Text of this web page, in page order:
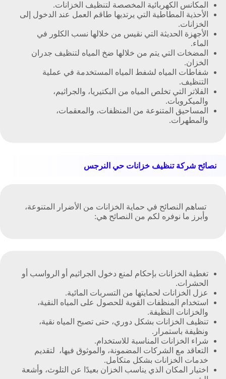
المكانس الكهربائية المخصصة لتنظيف الخزانات.
الأحذية المطاطية التي يرتديها طاقم العمل عند الدخول إلى
الخزانات.
الأجهزة الحديثة التي نقيس من خلالها نسب الكلور في
الماء.
المضخات التي يتم من خلالها ضخ المياه لتنظيف جدران
الخزان.
شفاطات المياه لشفط المياه المستخدمة في عملية
التنظيف.
الفلاتر التي تخلص المياه من البكتيريا، والجراثيم،
والميكروبات.
المساحيق المتنوعة من المنظفات، والمعقمات،
والمطهرات.
نصائح شركة تنظيف خزانات حي النرجس
تساهم النصائح في حماية الخزانات من الأضرار المتنوعة،
وأبرز ما نوفره لكم من النصائح هي:
تغطية الخزانات بإحكام لمنع دخول الجراثيم أو الرواسب أو
الحشرات.
عزل الخزانات لحمايتها من التسربات المائية.
استخدام المنظفات القوية للحصول على المياه النقية،
والخزانات النظيفة.
تنظيف الخزانات بشكل دوري، حتى تصبح المياه نقية،
ونظيفة باستمرار.
شراء الخزانات المناسبة للاستخدام.
التعاقد مع الشركات المضمونة، والموثوق فيها، لتقديم
خدمات الخزانات بشكل متكامل.
اختيار المكان الذي يناسب الخزان بعيدًا عن التلوث، وأشعة